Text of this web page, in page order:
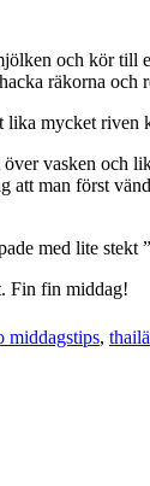
och kör
räkorna
mycket riven
vasken och
man först
med lite stekt
Fin fin middag!
middagstips,